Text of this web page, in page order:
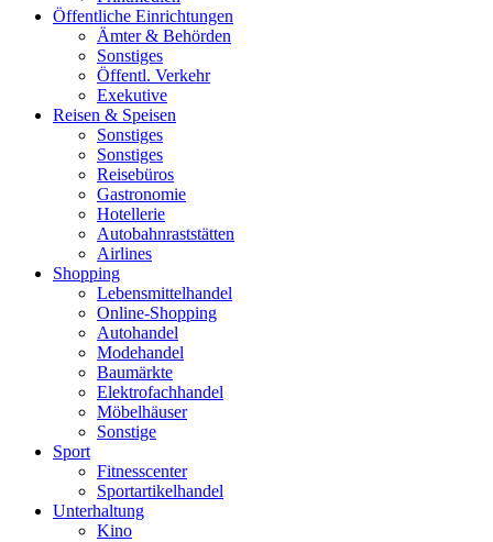
Öffentliche Einrichtungen
Ämter & Behörden
Sonstiges
Öffentl. Verkehr
Exekutive
Reisen & Speisen
Sonstiges
Sonstiges
Reisebüros
Gastronomie
Hotellerie
Autobahnraststätten
Airlines
Shopping
Lebensmittelhandel
Online-Shopping
Autohandel
Modehandel
Baumärkte
Elektrofachhandel
Möbelhäuser
Sonstige
Sport
Fitnesscenter
Sportartikelhandel
Unterhaltung
Kino